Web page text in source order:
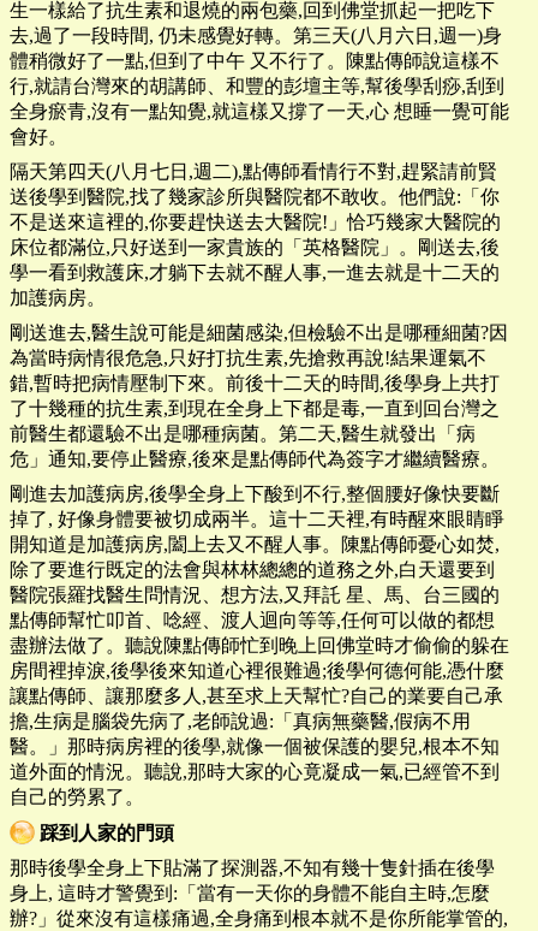
生一樣給了抗生素和退燒的兩包藥,回到佛堂抓起一把吃下
去,過了一段時間, 仍未感覺好轉。第三天(八月六日,週一)身
體稍微好了一點,但到了中午 又不行了。陳點傳師說這樣不
行,就請台灣來的胡講師、和豐的彭壇主等,幫後學刮痧,刮到
全身瘀青,沒有一點知覺,就這樣又撐了一天,心 想睡一覺可能
會好。
隔天第四天(八月七日,週二),點傳師看情行不對,趕緊請前賢
送後學到醫院,找了幾家診所與醫院都不敢收。他們說:「你
不是送來這裡的,你要趕快送去大醫院!」恰巧幾家大醫院的
床位都滿位,只好送到一家貴族的「英格醫院」。剛送去,後
學一看到救護床,才躺下去就不醒人事,一進去就是十二天的
加護病房。
剛送進去,醫生說可能是細菌感染,但檢驗不出是哪種細菌?因
為當時病情很危急,只好打抗生素,先搶救再說!結果運氣不
錯,暫時把病情壓制下來。前後十二天的時間,後學身上共打
了十幾種的抗生素,到現在全身上下都是毒,一直到回台灣之
前醫生都還驗不出是哪種病菌。第二天,醫生就發出「病
危」通知,要停止醫療,後來是點傳師代為簽字才繼續醫療。
剛進去加護病房,後學全身上下酸到不行,整個腰好像快要斷
掉了, 好像身體要被切成兩半。這十二天裡,有時醒來眼睛睜
開知道是加護病房,闔上去又不醒人事。陳點傳師憂心如焚,
除了要進行既定的法會與林林總總的道務之外,白天還要到
醫院張羅找醫生問情況、想方法,又拜託 星、馬、台三國的
點傳師幫忙叩首、唸經、渡人迴向等等,任何可以做的都想
盡辦法做了。聽說陳點傳師忙到晚上回佛堂時才偷偷的躲在
房間裡掉淚,後學後來知道心裡很難過;後學何德何能,憑什麼
讓點傳師、讓那麼多人,甚至求上天幫忙?自己的業要自己承
擔,生病是腦袋先病了,老師說過:「真病無藥醫,假病不用
醫。」那時病房裡的後學,就像一個被保護的嬰兒,根本不知
道外面的情況。聽說,那時大家的心竟凝成一氣,已經管不到
自己的勞累了。
踩到人家的門頭
那時後學全身上下貼滿了探測器,不知有幾十隻針插在後學
身上, 這時才警覺到:「當有一天你的身體不能自主時,怎麼
辦?」從來沒有這樣痛過,全身痛到根本就不是你所能掌管的,